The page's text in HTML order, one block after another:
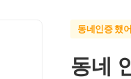
동네인증 했
동네